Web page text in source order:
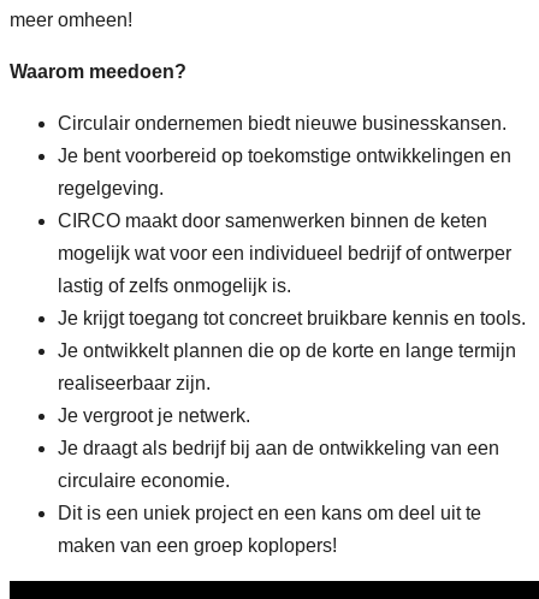
meer omheen!
Waarom meedoen?
Circulair ondernemen biedt nieuwe businesskansen.
Je bent voorbereid op toekomstige ontwikkelingen en
regelgeving.
CIRCO maakt door samenwerken binnen de keten
mogelijk wat voor een individueel bedrijf of ontwerper
lastig of zelfs onmogelijk is.
Je krijgt toegang tot concreet bruikbare kennis en tools.
Je ontwikkelt plannen die op de korte en lange termijn
realiseerbaar zijn.
Je vergroot je netwerk.
Je draagt als bedrijf bij aan de ontwikkeling van een
circulaire economie.
Dit is een uniek project en een kans om deel uit te
maken van een groep koplopers!